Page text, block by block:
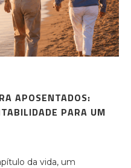
APOSENTADOS:
PARA UM
da vida, um